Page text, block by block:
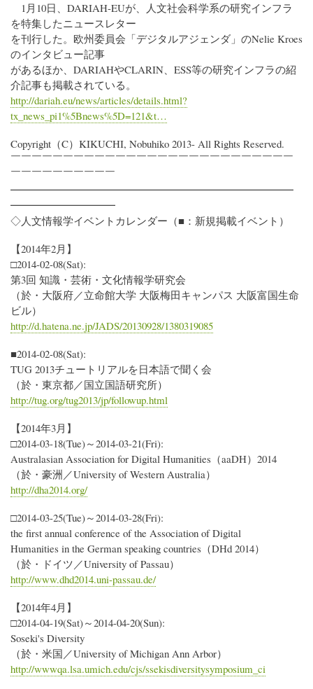
1月10日、DARIAH-EUが、人文社会科学系の研究インフラ
を特集したニュースレター
を刊行した。欧州委員会「デジタルアジェンダ」のNelie Kroes
のインタビュー記事
があるほか、DARIAHやCLARIN、ESS等の研究インフラの紹
介記事も掲載されている。
http://dariah.eu/news/articles/details.html?
tx_news_pi1%5Bnews%5D=121&t…
Copyright（C）KIKUCHI, Nobuhiko 2013- All Rights Reserved.
￣￣￣￣￣￣￣￣￣￣￣￣￣￣￣￣￣￣￣￣￣￣￣￣￣￣￣
￣￣￣￣￣￣￣￣￣￣
━━━━━━━━━━━━━━━━━━━━━━━━━━━
━━━━━━━━━━
◇人文情報学イベントカレンダー（■：新規掲載イベント）
【2014年2月】
□2014-02-08(Sat):
第3回 知識・芸術・文化情報学研究会
（於・大阪府／立命館大学 大阪梅田キャンパス 大阪富国生命
ビル）
http://d.hatena.ne.jp/JADS/20130928/1380319085
■2014-02-08(Sat):
TUG 2013チュートリアルを日本語で聞く会
（於・東京都／国立国語研究所）
http://tug.org/tug2013/jp/followup.html
【2014年3月】
□2014-03-18(Tue)～2014-03-21(Fri):
Australasian Association for Digital Humanities（aaDH）2014
（於・豪洲／University of Western Australia）
http://dha2014.org/
□2014-03-25(Tue)～2014-03-28(Fri):
the first annual conference of the Association of Digital
Humanities in the German speaking countries（DHd 2014）
（於・ドイツ／University of Passau）
http://www.dhd2014.uni-passau.de/
【2014年4月】
□2014-04-19(Sat)～2014-04-20(Sun):
Soseki's Diversity
（於・米国／University of Michigan Ann Arbor）
http://wwwqa.lsa.umich.edu/cjs/ssekisdiversitysymposium_ci